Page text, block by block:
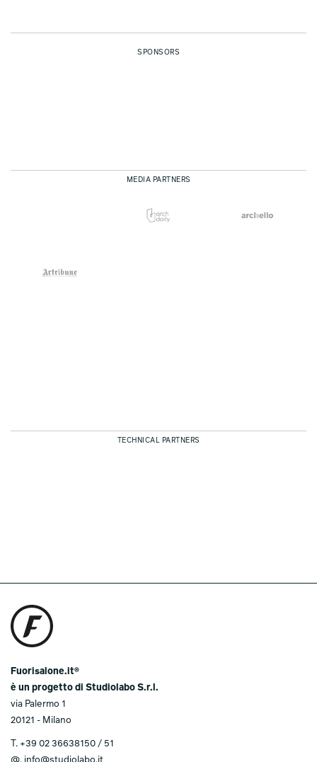
SPONSORS
MEDIA PARTNERS
TECHNICAL PARTNERS
Fuorisalone.it®
è un progetto di Studiolabo S.r.l.
via Palermo 1
20121 - Milano
T. +39 02 36638150 / 51
@. info@studiolabo.it